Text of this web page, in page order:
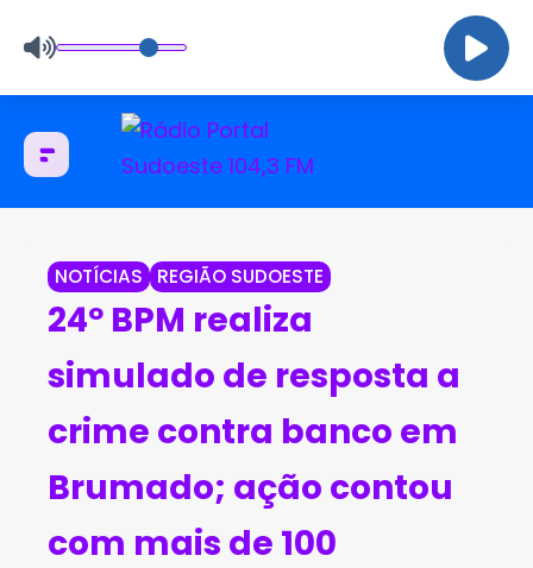
NOTÍCIAS REGIÃO SUDOESTE
24º BPM realiza
simulado de resposta a
crime contra banco em
Brumado; ação contou
com mais de 100